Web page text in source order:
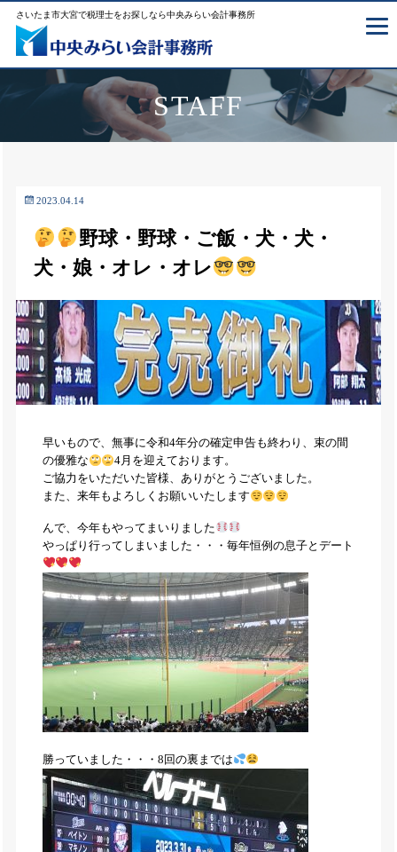
さいたま市大宮で税理士をお探しなら中央みらい会計事務所
STAFF
2023.04.14
野球・野球・ご飯・犬・犬・
犬・娘・オレ・オレ
早いもので、無事に令和4年分の確定申告も終わり、束の間
の優雅な
4月を迎えております。
ご協力をいただいた皆様、ありがとうございました。
また、来年もよろしくお願いいたします
んで、今年もやってまいりました
やっぱり行ってしまいました・・・毎年恒例の息子とデート
勝っていました・・・8回の裏までは